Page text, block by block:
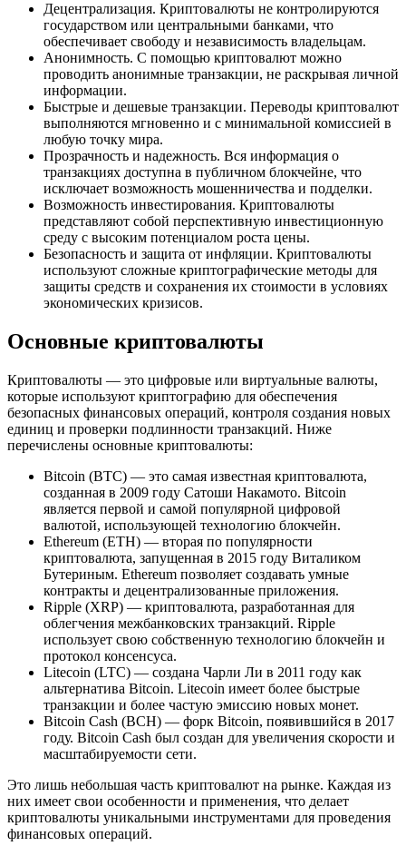
Децентрализация. Криптовалюты не контролируются
государством или центральными банками, что
обеспечивает свободу и независимость владельцам.
Анонимность. С помощью криптовалют можно
проводить анонимные транзакции, не раскрывая личной
информации.
Быстрые и дешевые транзакции. Переводы криптовалют
выполняются мгновенно и с минимальной комиссией в
любую точку мира.
Прозрачность и надежность. Вся информация о
транзакциях доступна в публичном блокчейне, что
исключает возможность мошенничества и подделки.
Возможность инвестирования. Криптовалюты
представляют собой перспективную инвестиционную
среду с высоким потенциалом роста цены.
Безопасность и защита от инфляции. Криптовалюты
используют сложные криптографические методы для
защиты средств и сохранения их стоимости в условиях
экономических кризисов.
Основные криптовалюты
Криптовалюты — это цифровые или виртуальные валюты,
которые используют криптографию для обеспечения
безопасных финансовых операций, контроля создания новых
единиц и проверки подлинности транзакций. Ниже
перечислены основные криптовалюты:
Bitcoin (BTC) — это самая известная криптовалюта,
созданная в 2009 году Сатоши Накамото. Bitcoin
является первой и самой популярной цифровой
валютой, использующей технологию блокчейн.
Ethereum (ETH) — вторая по популярности
криптовалюта, запущенная в 2015 году Виталиком
Бутериным. Ethereum позволяет создавать умные
контракты и децентрализованные приложения.
Ripple (XRP) — криптовалюта, разработанная для
облегчения межбанковских транзакций. Ripple
использует свою собственную технологию блокчейн и
протокол консенсуса.
Litecoin (LTC) — создана Чарли Ли в 2011 году как
альтернатива Bitcoin. Litecoin имеет более быстрые
транзакции и более частую эмиссию новых монет.
Bitcoin Cash (BCH) — форк Bitcoin, появившийся в 2017
году. Bitcoin Cash был создан для увеличения скорости и
масштабируемости сети.
Это лишь небольшая часть криптовалют на рынке. Каждая из
них имеет свои особенности и применения, что делает
криптовалюты уникальными инструментами для проведения
финансовых операций.